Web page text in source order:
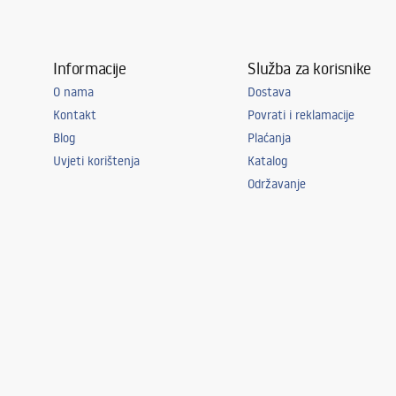
Temperatura boje
4000K
Energetska klasa
IP klasifikacije
Informacije
O nama
Kontakt
Blog
Uvjeti korištenja
Služba za korisnike
Dostava
Povrati i reklamacije
Plaćanja
Katalog
Održavanje